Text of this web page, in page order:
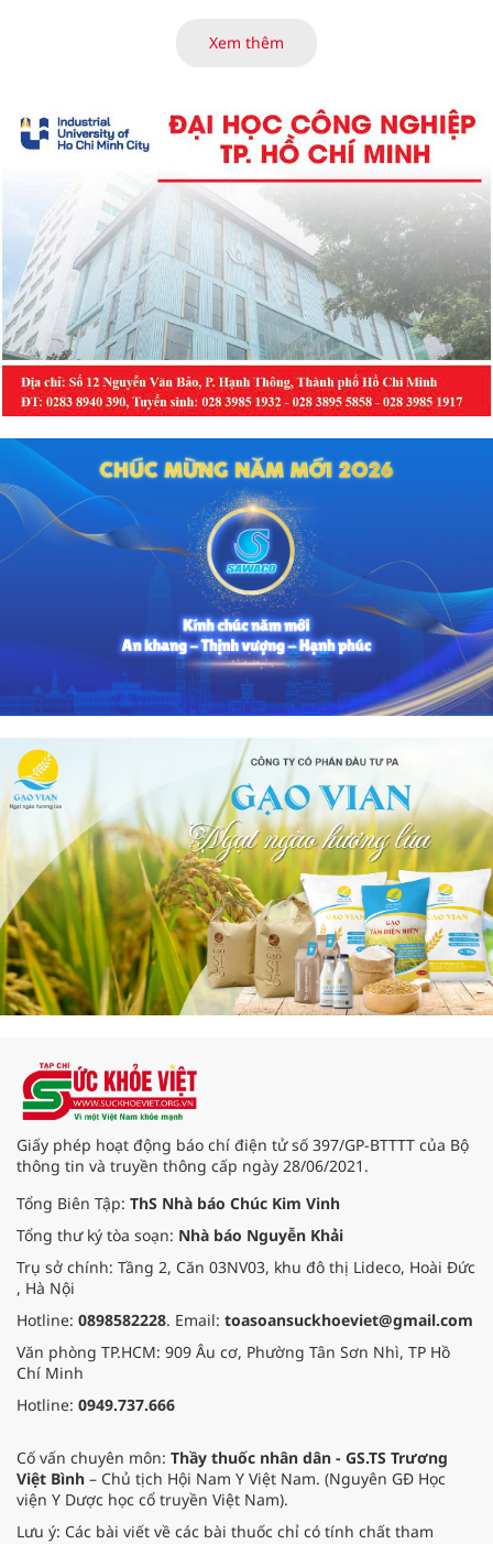
trường hợp tại Bệnh viện Đại học Y
của người bệnh.
Xem thêm
Giấy phép hoạt động báo chí điện tử số 397/GP-BTTTT của Bộ
thông tin và truyền thông cấp ngày 28/06/2021.
Tổng Biên Tập: ThS Nhà báo Chúc Kim Vinh
Tổng thư ký tòa soạn: Nhà báo Nguyễn Khải
Trụ sở chính: Tầng 2, Căn 03NV03, khu đô thị Lideco, Hoài Đức
, Hà Nội
Hotline: 0898582228. Email: toasoansuckhoeviet@gmail.com
Văn phòng TP.HCM: 909 Âu cơ, Phường Tân Sơn Nhì, TP Hồ
Chí Minh
Hotline: 0949.737.666
Cố vấn chuyên môn: Thầy thuốc nhân dân - GS.TS Trương
Việt Bình – Chủ tịch Hội Nam Y Việt Nam. (Nguyên GĐ Học
viện Y Dược học cổ truyền Việt Nam).
Lưu ý: Các bài viết về các bài thuốc chỉ có tính chất tham